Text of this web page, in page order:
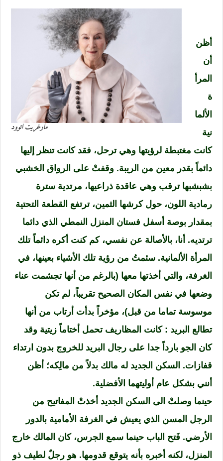
مارغريت اتوود
أظن
أن
المرأ
ة
الألما
نية
كانت مغتبطة لرؤيتها وهي ترحل، فقد كانت تنظر إليها
دائماً بقدر معين من الريبة. وقفتْ على الرواق الخشبي
بشبشبها ترقب وهي عاقدة ذراعيها، مرتدية سترة
رمادية اللون، حول كرشها الثمين، ترتفع القطعة التحتية
بمقدار بوصة أسفل فستان المنزل النمطي الذي دائما
ترتديه. أنا، بالأصالة عن نفسي، كم كنت أكره دائماً تلك
المرأة الألمانية. سئمتُ من رؤية تلك الأشياء بعينها، في
الغرفة، والتي أخذتها معها (بالرغم من أنها تجشمت عناء
وضعها في نفس المكان الصحيح تقريباً، لم تكن
موسوسة تماما من قبل)، مؤخراً بدأت أرتاب من أنها
تطالع البريد : كانت المظاريف تحمل أختاماً زيتية وقد
كان الجو بارداً جدا على رجال البريد للخروج بدون ارتداء
قفازات. السكن الجديد له مالك بدلاً من مالِكه؛ أظن
أنني بشكل عام أوليتهما الأفضلية.
حينما وصلتْ الى السكن الجديد أخذتْ المفاتيح من
الرجل المسن الذي يعيش في الغرفة الأمامية بالدور
الأرضي. فَتح الباب حينما سمع الجرس، كان المالك خارج
المنزل، لكنه أخبره بأنه يتوقع قدومها. هو رجلٌ لطيف ذو